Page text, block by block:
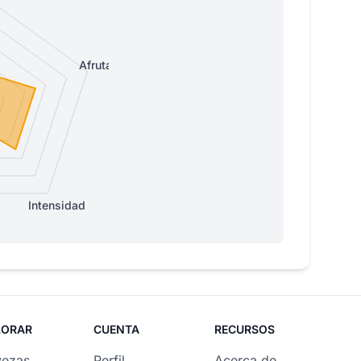
Afrutada
Intensidad
CUENTA RECURSOS